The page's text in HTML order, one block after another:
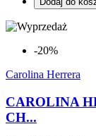
-20%
Carolina Herrera
CAROLINA
CH...